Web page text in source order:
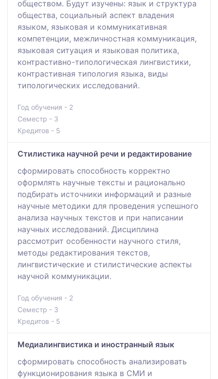
обществом. Будут изучены: язык и структура
общества, социальный аспект владения
языком, языковая и коммуникативная
компетенции, межличностная коммуникация,
языковая ситуация и языковая политика,
контрастивно-типологическая лингвистики,
контрастивная типология языка, виды
типологических исследований.
Год обучения - 2
Семестр - 3
Кредитов - 5
Стилистика научной речи и редактирование
сформировать способность корректно
оформлять научные тексты и рационально
подбирать источники информаций и разные
научные методики для проведения успешного
анализа научных текстов и при написании
научных исследований. Дисциплина
рассмотрит особенности научного стиля,
методы редактирования текстов,
лингвистические и стилистические аспекты
научной коммуникации.
Год обучения - 2
Семестр - 3
Кредитов - 5
Медиалингвистика и иностранный язык
сформировать способность анализировать
функционирования языка в СМИ и